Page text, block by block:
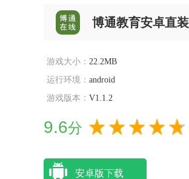
博通教育安卓直
游戏大小： 22.2MB
运行环境： android
游戏版本： V1.1.2
9.6分
安卓版下载